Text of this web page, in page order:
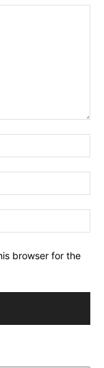
browser for the